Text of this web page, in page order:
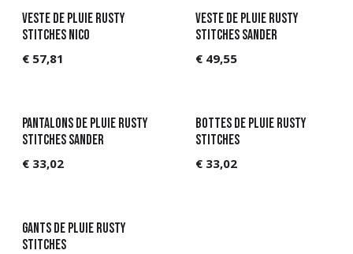
Veste de pluie Rusty
Stitches Nico
€ 57,81
Veste de pluie Rusty
Stitches Sander
€ 49,55
Pantalons de pluie Rusty
Stitches Sander
€ 33,02
Bottes de pluie Rusty
Stitches
€ 33,02
Gants de pluie Rusty
Stitches